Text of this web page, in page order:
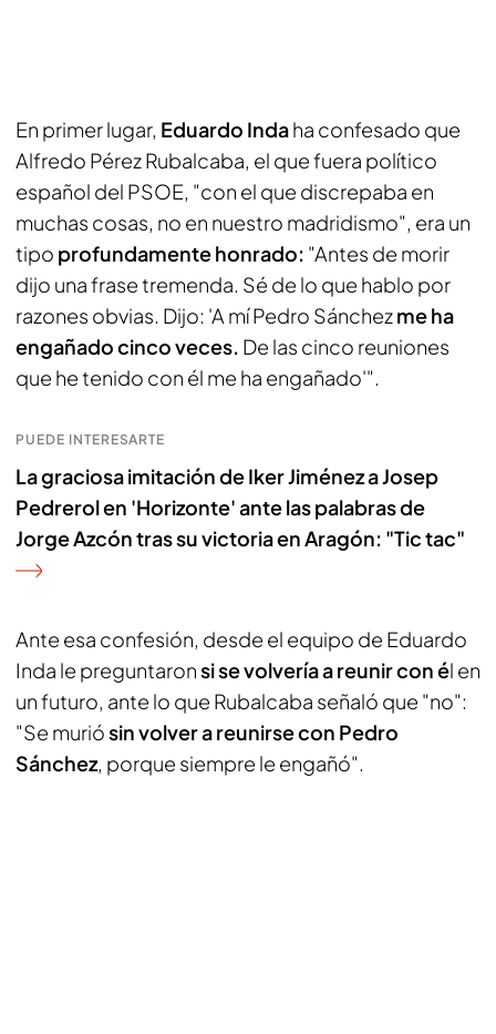
En primer lugar, Eduardo Indaha confesado que
Alfredo Pérez Rubalcaba, el que fuera político
español del PSOE, "con el que discrepaba en
muchas cosas, no en nuestro madridismo", era un
tipo profundamente honrado: "Antes de morir
dijo una frase tremenda. Sé de lo que hablo por
razones obvias. Dijo: 'A mí Pedro Sánchezme ha
engañado cinco veces. De las cinco reuniones
que he tenido con él me ha engañado'".
PUEDE INTERESARTE
La graciosa imitación de Iker Jiménez a Josep
Pedrerol en 'Horizonte' ante las palabras de
Jorge Azcón tras su victoria en Aragón: "Tic tac"
Ante esa confesión, desde el equipo de Eduardo
Inda le preguntaronsi se volvería a reunir con él en
un futuro, ante lo que Rubalcaba señaló que "no":
"Se muriósin volver a reunirse con Pedro
Sánchez, porque siempre le engañó".